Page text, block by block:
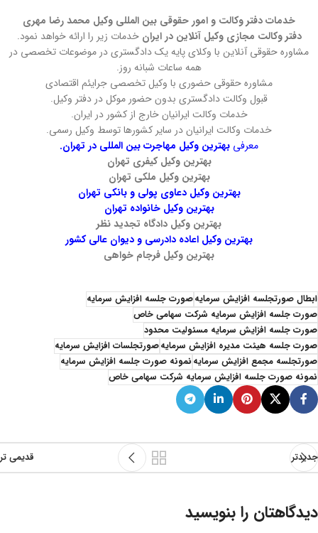
خدمات دفتر وکالت و امور حقوقی بین المللی وکیل محمد رضا مهری
دفتر وکالت مجازی وکیل آنلاین در ایران خدمات زیر را ارائه خواهد نمود.
مشاوره حقوقی آنلاین با وکلای پایه یک دادگستری در موضوعات تخصصی در
همه ساعات شبانه روز.
مشاوره حقوقی حضوری با وکیل تخصصی جرایئم اقتصادی
قبول وکالت دادگستری بدون حضور موکل در دفتر وکیل.
خدمات وکالت ایرانیان خارج از کشور در ایران.
خدمات وکالت ایرانیان در سایر کشورها توسط وکیل رسمی.
معرفی بهترین وکیل مهاجرت بین المللی در تهران.
بهترین وکیل کیفری تهران
بهترین وکیل ملکی تهران
بهترین وکیل دعاوی پولی و بانکی تهران
بهترین وکیل خانواده تهران
بهترین وکیل دادگاه تجدید نظر
بهترین وکیل اعاده دادرسی و دیوان عالی کشور
بهترین وکیل فرجام خواهی
ابطال صورتجلسه افزایش سرمایهصورت جلسه افزایش سرمایه
صورت جلسه افزایش سرمایه شرکت سهامی خاص
صورت جلسه افزایش سرمایه مسئولیت محدود
صورت جلسه هیئت مدیره افزایش سرمایهصورتجلسات افزایش سرمایه
صورتجلسه مجمع افزایش سرمایهنمونه صورت جلسه افزایش سرمایه
نمونه صورت جلسه افزایش سرمایه شرکت سهامی خاص
جدیدتر قدیمی تر
دیدگاهتان را بنویسید